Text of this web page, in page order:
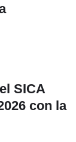
SICA
con la